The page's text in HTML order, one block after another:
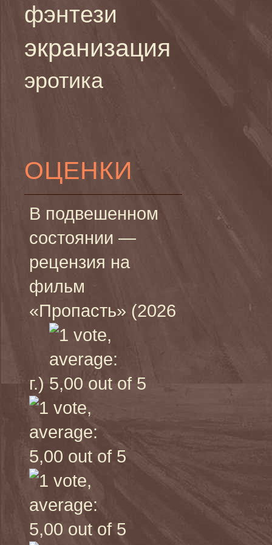
фэнтези
экранизация
эротика
ОЦЕНКИ
В подвешенном
состоянии —
рецензия на
фильм
«Пропасть» (2026
г.)